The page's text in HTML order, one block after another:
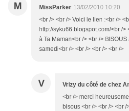
M MissParker 13/02/2010 10:20
<br /> <br /> Voici le lien :<br />
http://syku66.blogspot.com/<br />
à Ta Maman<br /> <br />
samedi<br /> <br /> <br /> <br />
V Vrizy du côté de chez
<br /> merci
bisous <br /> <br /> <br /